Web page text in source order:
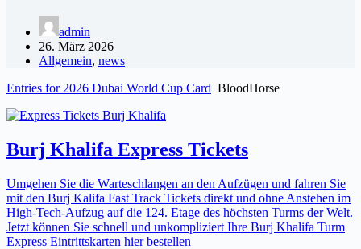
admin
26. März 2026
Allgemein, news
Entries for 2026 Dubai World Cup Card BloodHorse
Burj Khalifa Express Tickets
Umgehen Sie die Warteschlangen an den Aufzügen und fahren Sie
mit den Burj Kalifa Fast Track Tickets direkt und ohne Anstehen im
High-Tech-Aufzug auf die 124. Etage des höchsten Turms der Welt.
Jetzt können Sie schnell und unkompliziert Ihre Burj Khalifa Turm
Express Eintrittskarten hier bestellen